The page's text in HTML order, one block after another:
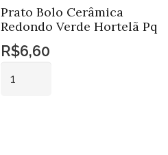
Prato Bolo Cerâmica
Redondo Verde Hortelã Pq
R$6,60